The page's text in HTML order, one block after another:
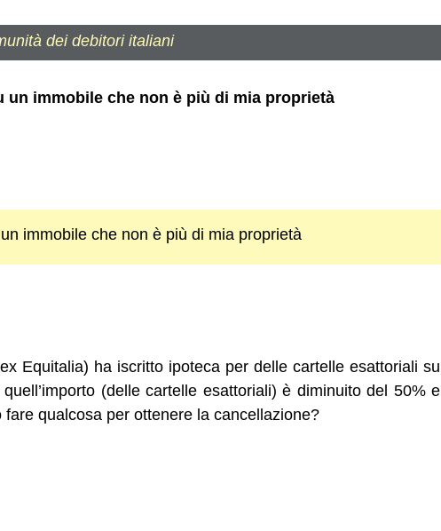
dei debitori italiani
immobile che non è più di mia proprietà
immobile che non è più di mia proprietà
Equitalia) ha iscritto ipoteca per delle cartelle esattoriali su
(delle cartelle esattoriali) è diminuito del 50% e
fare qualcosa per ottenere la cancellazione?